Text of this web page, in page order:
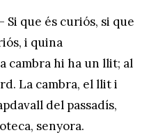
Si que és curiós, si que
i quina
cambra hi ha un llit; al
La cambra, el llit i
del passadís,
senyora.